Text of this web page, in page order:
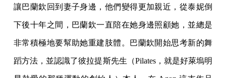
讓巴蘭欽回到妻子身邊，他們變得更加親近，從泰妮倒
下後十年之間，巴蘭欽一直陪在她身邊照顧她，並總是
非常積極地要幫助她重建肢體。巴蘭欽開始思考新的舞
蹈方法，並認識了彼拉提斯先生（Pilates，就是好萊塢明